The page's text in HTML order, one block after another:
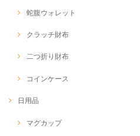
蛇腹ウォレット
クラッチ財布
二つ折り財布
コインケース
日用品
マグカップ